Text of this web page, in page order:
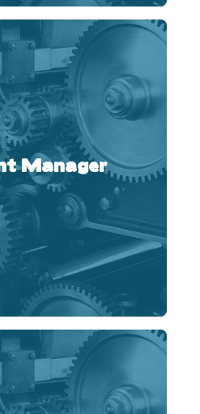
Manager